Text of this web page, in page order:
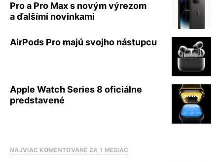
Pro a Pro Max s novým výrezom
a ďalšími novinkami
AirPods Pro majú svojho nástupcu
Apple Watch Series 8 oficiálne
predstavené
NAJVIAC KOMENTOVANÉ ZA 1 MESIAC